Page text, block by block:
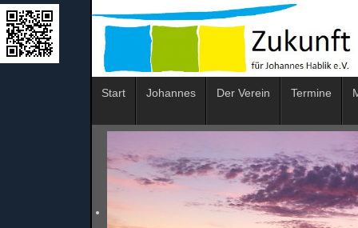
Start Johannes Der Verein Termine